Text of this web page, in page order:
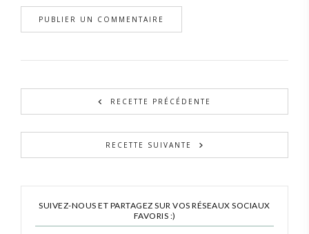
RECETTE PRÉCÉDENTE
RECETTE SUIVANTE
SUIVEZ-NOUS ET PARTAGEZ SUR VOS RÉSEAUX SOCIAUX
FAVORIS :)